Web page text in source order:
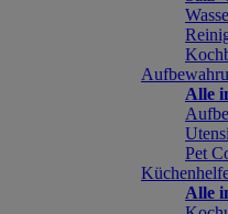
Alle
Pet
Alle